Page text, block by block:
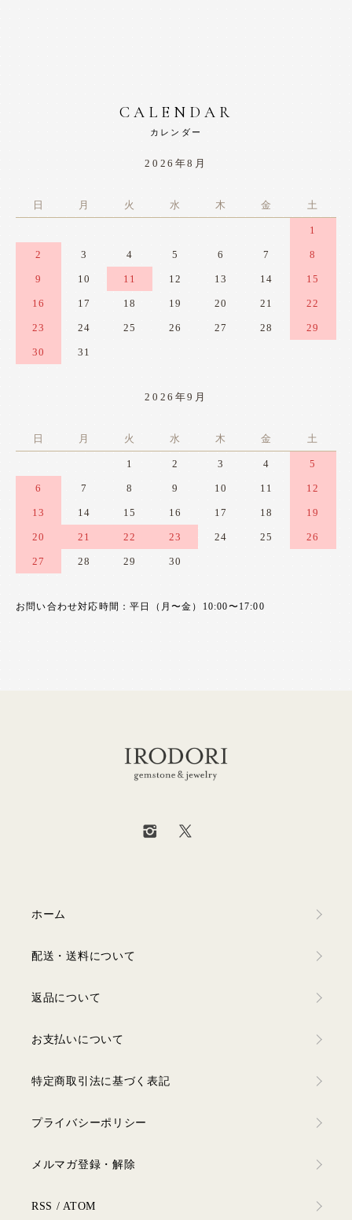
CALENDAR
カレンダー
2026年8月
日 月 火 水 木 金 土
1
2 3 4 5 6 7 8
9 10 11 12 13 14 15
16 17 18 19 20 21 22
23 24 25 26 27 28 29
30 31
2026年9月
日 月 火 水 木 金 土
1 2 3 4 5
6 7 8 9 10 11 12
13 14 15 16 17 18 19
20 21 22 23 24 25 26
27 28 29 30
お問い合わせ対応時間：平日（月〜金）10:00〜17:00
ホーム
配送・送料について
返品について
お支払いについて
特定商取引法に基づく表記
プライバシーポリシー
メルマガ登録・解除
RSS / ATOM